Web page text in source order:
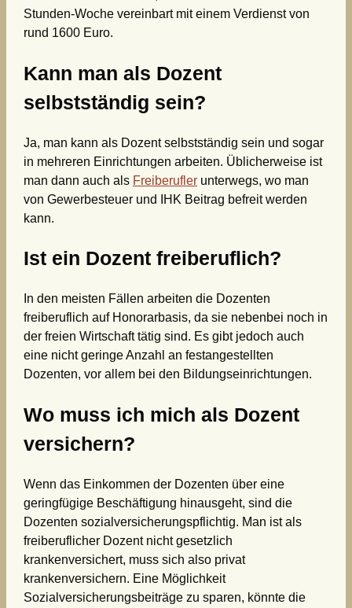
Stunden-Woche vereinbart mit einem Verdienst von
rund 1600 Euro.
Kann man als Dozent
selbstständig sein?
Ja, man kann als Dozent selbstständig sein und sogar
in mehreren Einrichtungen arbeiten. Üblicherweise ist
man dann auch als Freiberufler unterwegs, wo man
von Gewerbesteuer und IHK Beitrag befreit werden
kann.
Ist ein Dozent freiberuflich?
In den meisten Fällen arbeiten die Dozenten
freiberuflich auf Honorarbasis, da sie nebenbei noch in
der freien Wirtschaft tätig sind. Es gibt jedoch auch
eine nicht geringe Anzahl an festangestellten
Dozenten, vor allem bei den Bildungseinrichtungen.
Wo muss ich mich als Dozent
versichern?
Wenn das Einkommen der Dozenten über eine
geringfügige Beschäftigung hinausgeht, sind die
Dozenten sozialversicherungspflichtig. Man ist als
freiberuflicher Dozent nicht gesetzlich
krankenversichert, muss sich also privat
krankenversichern. Eine Möglichkeit
Sozialversicherungsbeiträge zu sparen, könnte die